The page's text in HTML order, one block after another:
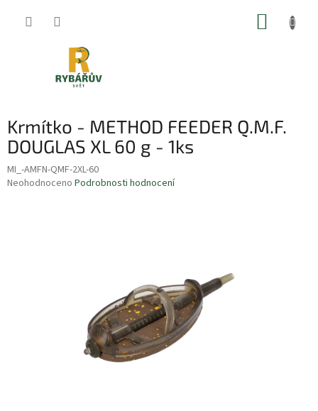
Krmítko - METHOD FEEDER Q.M.F.
DOUGLAS XL 60 g - 1ks
MI_-AMFN-QMF-2XL-60
Průměrné
Neohodnoceno Podrobnosti hodnocení